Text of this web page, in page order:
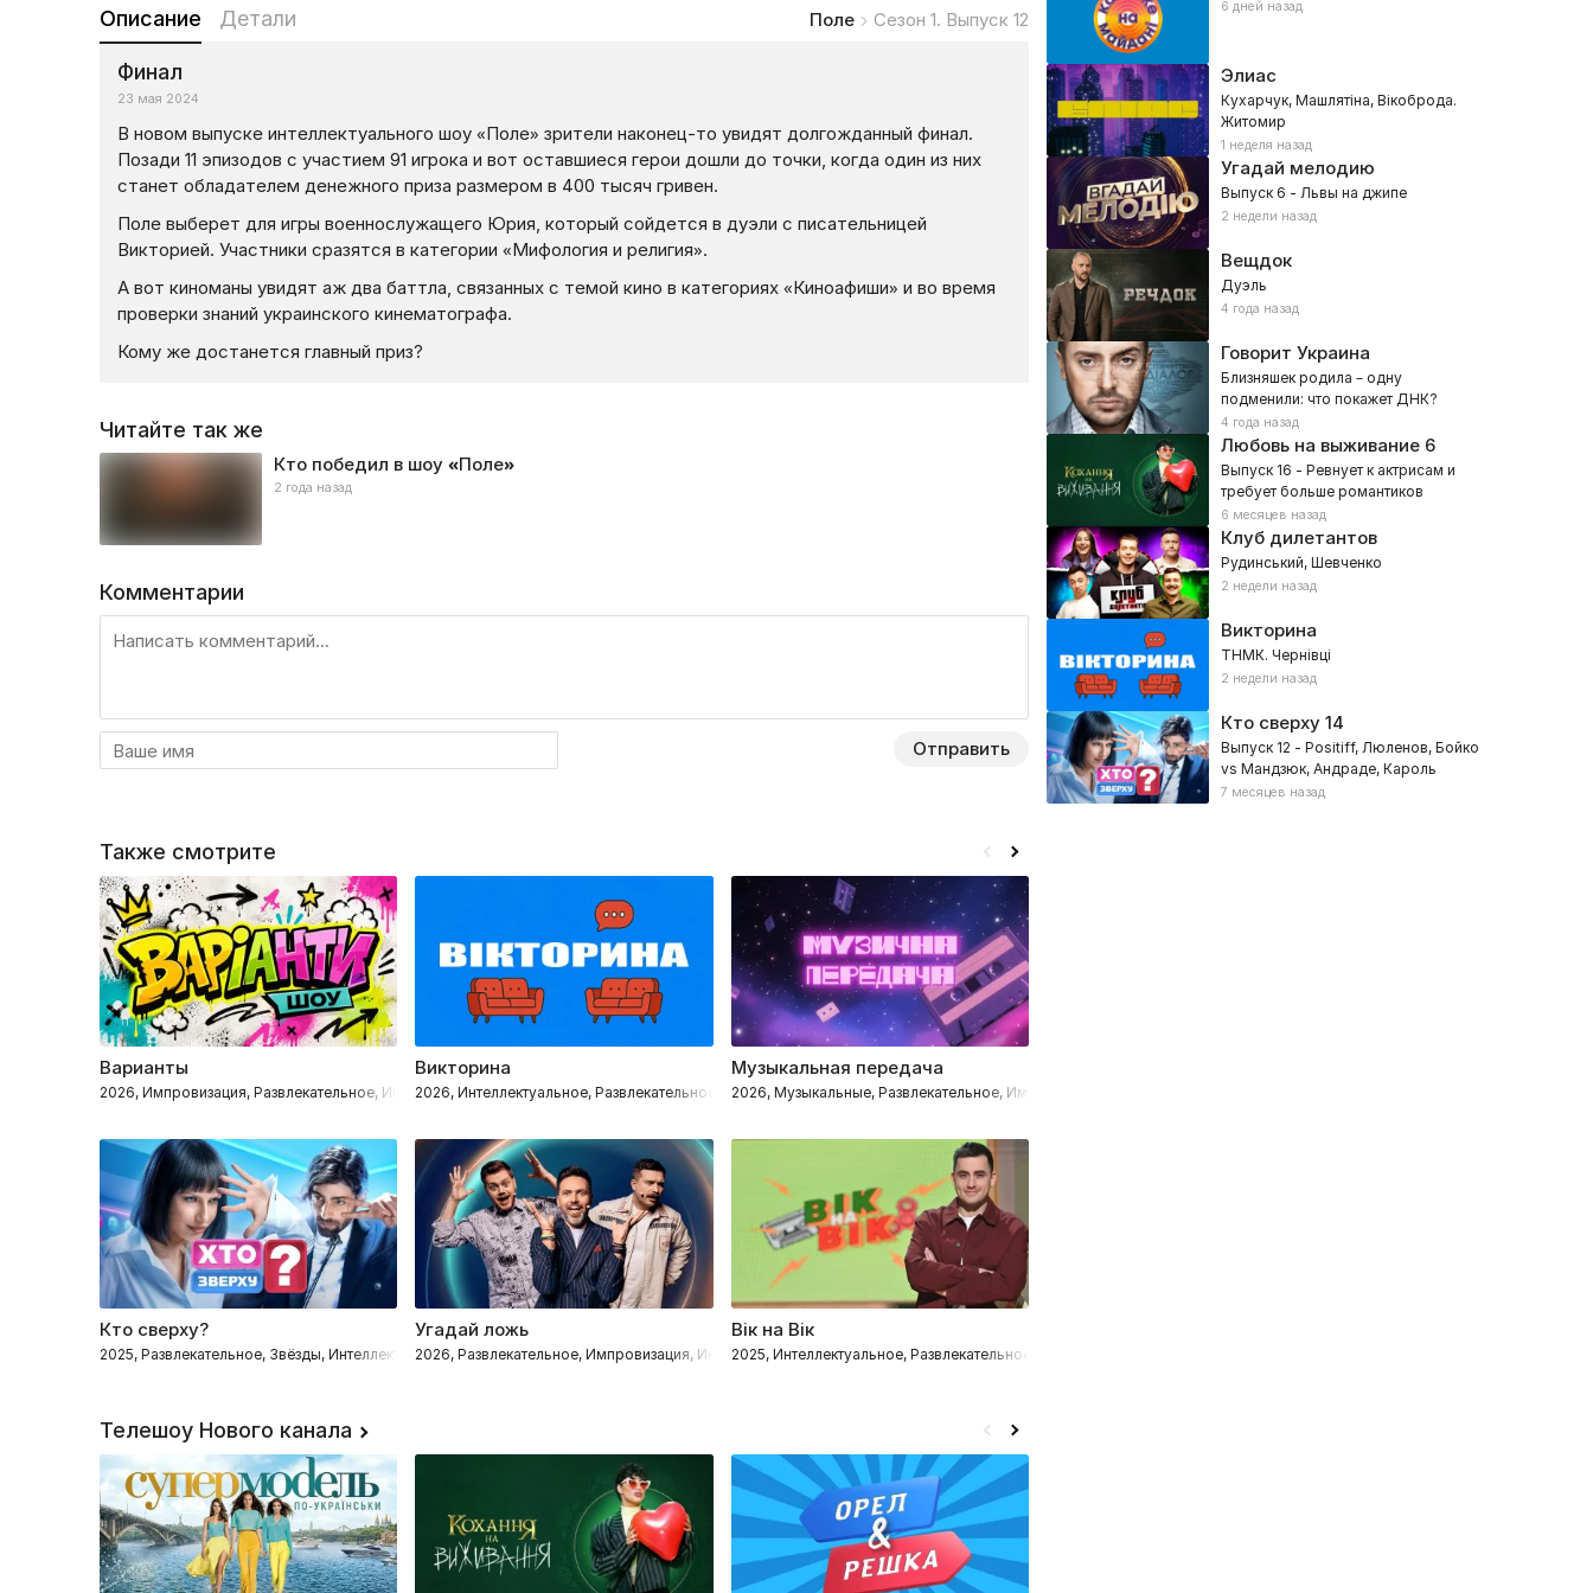
Описание Детали Поле Сезон 1. Выпуск 12
Финал
23 мая 2024
В новом выпуске интеллектуального шоу «Поле» зрители наконец-то увидят долгожданный финал.
Позади 11 эпизодов с участием 91 игрока и вот оставшиеся герои дошли до точки, когда один из них
станет обладателем денежного приза размером в 400 тысяч гривен.
Поле выберет для игры военнослужащего Юрия, который сойдется в дуэли с писательницей
Викторией. Участники сразятся в категории «Мифология и религия».
А вот киноманы увидят аж два баттла, связанных с темой кино в категориях «Киноафиши» и во время
проверки знаний украинского кинематографа.
Кому же достанется главный приз?
Читайте так же
Кто победил в шоу «Поле»
2 года назад
Комментарии
Отправить
6 дней назад
Элиас
Кухарчук, Машлятіна, Вікоброда.
Житомир
1 неделя назад
Угадай мелодию
Выпуск 6 - Львы на джипе
2 недели назад
Вещдок
Дуэль
4 года назад
Говорит Украина
Близняшек родила – одну
подменили: что покажет ДНК?
4 года назад
Любовь на выживание6
Выпуск 16 - Ревнует к актрисам и
требует больше романтиков
6 месяцев назад
Клуб дилетантов
Рудинський, Шевченко
2 недели назад
Викторина
ТНМК. Чернівці
2 недели назад
Кто сверху14
Выпуск 12 - Positiff, Люленов, Бойко
vs Мандзюк, Андраде, Кароль
7 месяцев назад
Также смотрите
Варианты
2026, Импровизация, Развлекательное, Интеллектуальное
Викторина
2026, Интеллектуальное, Развлекательное
Музыкальная передача
2026, Музыкальные, Развлекательное, Импровизация, Интеллектуальное
Кто сверху?
2025, Развлекательное, Звёзды, Интеллектуальное
Угадай ложь
2026, Развлекательное, Импровизация, Интеллектуальное
Вік на Вік
2025, Интеллектуальное, Развлекательное
Телешоу Нового канала